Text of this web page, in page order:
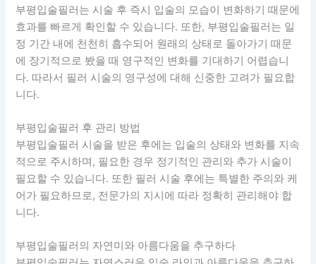
부평입술필러는 시술 후 즉시 입술의 모습이 변화하기 때문에
효과를 빠르게 확인할 수 있습니다. 또한, 부평입술필러는 일
정 기간 내에 천천히 흡수되어 원래의 상태로 돌아가기 때문
에 장기적으로 봤을 때 영구적인 변화를 기대하기 어렵습니
다. 따라서 필러 시술의 영구성에 대해 신중한 고려가 필요합
니다.
부평입술필러 후 관리 방법
부평입술필러 시술을 받은 후에는 입술의 상태와 변화를 지속
적으로 주시하며, 필요한 경우 정기적인 관리와 추가 시술이
필요할 수 있습니다. 또한 필러 시술 후에는 특별한 주의와 케
어가 필요하므로, 전문가의 지시에 따라 정확히 관리해야 합
니다.
부평입술필러의 자연미와 아름다움을 추구하다